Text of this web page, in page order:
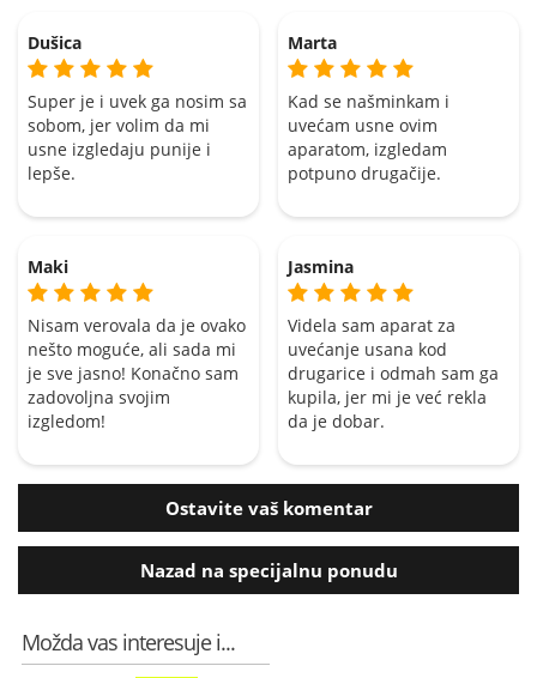
Dušica
Super je i uvek ga nosim sa
sobom, jer volim da mi
usne izgledaju punije i
lepše.
Maki
Nisam verovala da je ovako
nešto moguće, ali sada mi
je sve jasno! Konačno sam
zadovoljna svojim
izgledom!
Marta
Kad se našminkam i
uvećam usne ovim
aparatom, izgledam
potpuno drugačije.
Jasmina
Videla sam aparat za
uvećanje usana kod
drugarice i odmah sam ga
kupila, jer mi je već rekla
da je dobar.
Ostavite vaš komentar
Nazad na specijalnu ponudu
Možda vas interesuje i...